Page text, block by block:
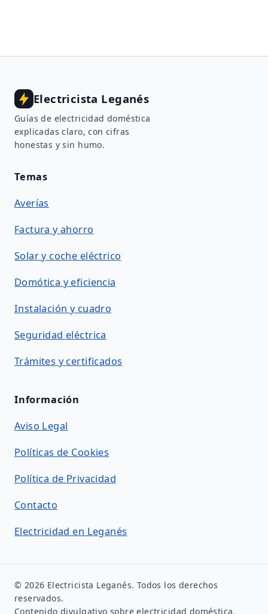
Electricista Leganés
Guías de electricidad doméstica
explicadas claro, con cifras
honestas y sin humo.
Temas
Averías
Factura y ahorro
Solar y coche eléctrico
Domótica y eficiencia
Instalación y cuadro
Seguridad eléctrica
Trámites y certificados
Información
Aviso Legal
Políticas de Cookies
Política de Privacidad
Contacto
Electricidad en Leganés
© 2026 Electricista Leganés. Todos los derechos
reservados.
Contenido divulgativo sobre electricidad doméstica.